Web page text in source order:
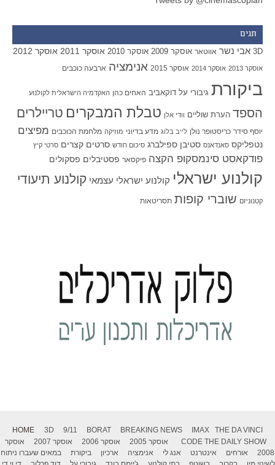
תגים
3D אבי נשר אווטאר אוסקר 2009 אוסקר 2010 אוסקר 2011 אוסקר 2012
אוסקר 2013 אוסקר 2014 אוסקר 2015 אנימציה ארבעה כוכבים
ביקורת גיבורי על דוקאביב האחים כהן האקדמיה הישראלית לקולנוע
הספד הערת שוליים וודי אלן טבלת המבקרים טריילרים
יוסף סידר כריסטופר נולן לייב בלוג מדע בדיוני מוזיקה מלחמת הכוכבים מפיצים
נטפליקס סאנדאנס סטיבן ספילברג סיכום חודש סרטים קצרים סרטי קיץ
פודקאסט סינמסקופ הקצה פיקסאר פסטיבלים פסקולים
קולנוע ישראלי קולנוע ישראלי עצמאי קולנוע תיעודי
קטנוניזם שוברי קופות תסריטאות
HOME 3D 9/11 BORAT BREAKING NEWS IMAX
THE DA VINCI
CODE THE DAILY SHOW אוסקר 2005 אוסקר 2006 אוסקר 2007
אוסקר
2008
אורחים אינטרנט אנג לי אנימציה ארכיון ביקורת
במאים שעברו ניתוח